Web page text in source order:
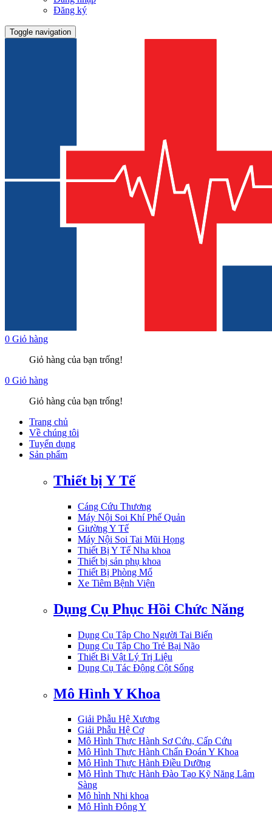
Đăng ký
Toggle navigation
0 Giỏ hàng
Giỏ hàng của bạn trống!
0 Giỏ hàng
Giỏ hàng của bạn trống!
Trang chủ
Về chúng tôi
Tuyển dụng
Sản phẩm
Thiết bị Y Tế
Cáng Cứu Thương
Máy Nội Soi Khí Phế Quản
Giường Y Tế
Máy Nội Soi Tai Mũi Họng
Thiết Bị Y Tế Nha khoa
Thiết bị sản phụ khoa
Thiết Bị Phòng Mổ
Xe Tiêm Bệnh Viện
Dụng Cụ Phục Hồi Chức Năng
Dụng Cụ Tập Cho Người Tai Biến
Dụng Cụ Tập Cho Trẻ Bại Não
Thiết Bị Vật Lý Trị Liệu
Dụng Cụ Tác Động Cột Sống
Mô Hình Y Khoa
Giải Phẫu Hệ Xương
Giải Phẫu Hệ Cơ
Mô Hình Thực Hành Sơ Cứu, Cấp Cứu
Mô Hình Thực Hành Chẩn Đoán Y Khoa
Mô Hình Thực Hành Điều Dưỡng
Mô Hình Thực Hành Đào Tạo Kỹ Năng Lâm
Sàng
Mô hình Nhi khoa
Mô Hình Đông Y